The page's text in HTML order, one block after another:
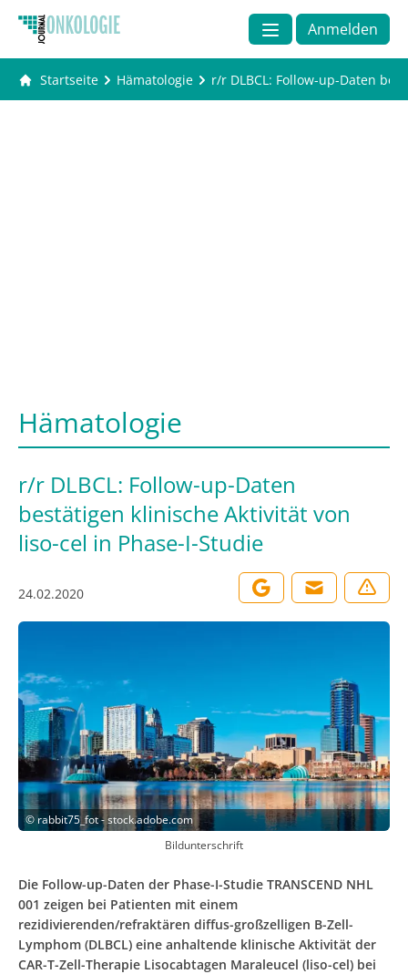
Anmelden
Startseite Hämatologie r/r DLBCL: Follow-up-Daten
Hämatologie
r/r DLBCL: Follow-up-Daten
bestätigen klinische Aktivität von
liso-cel in Phase-I-Studie
24.02.2020
©rabbit75_fot - stock.adobe.com
Bildunterschrift
Die Follow-up-Daten der Phase-I-Studie TRANSCEND NHL
001 zeigen bei Patienten mit einem
rezidivierenden/refraktären diffus-großzelligen B-Zell-
Lymphom (DLBCL) eine anhaltende klinische Aktivität der
CAR-T-Zell-Therapie Lisocabtagen Maraleucel (liso-cel) bei